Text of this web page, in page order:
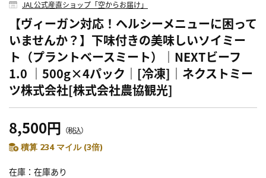
JAL公式産直ショップ「空からお届け」
【ヴィーガン対応！ヘルシーメニューに困って
いませんか？】下味付きの美味しいソイミー
ト（プラントベースミート）｜NEXTビーフ
1.0 ｜500g×4パック｜[冷凍]｜ネクストミー
ツ株式会社[株式会社農協観光]
8,500円 （税込）
積算 234 マイル (3倍)
在庫 在庫あり